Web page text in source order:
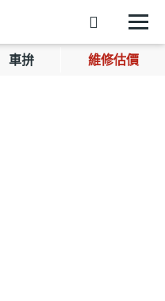
車拚 維修估價